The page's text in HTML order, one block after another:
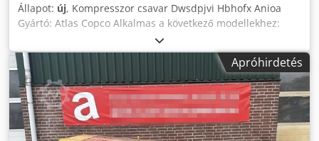
Állapot: új, Kompresszor csavar Dwsdpjvi Hbhofx Anioa
Gyártó: Atlas Copco Alkalmas a következő modellekhez:
GA90, GA110, GA132, GA160, GA180VSD, GA200, GA250
Könnyűsúlyú Ár darabonként
Apróhirdetés